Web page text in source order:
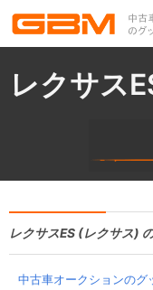
レクサス
レクサスES (レクサス)
中古車オークションのグ